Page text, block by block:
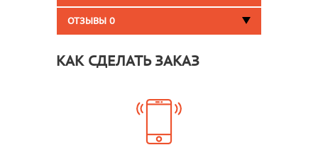
ОТЗЫВЫ 0
КАК СДЕЛАТЬ ЗАКАЗ